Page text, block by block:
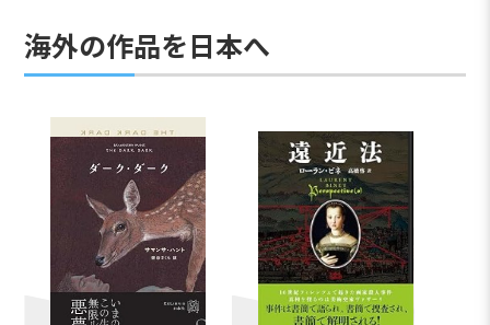
海外の作品を日本へ